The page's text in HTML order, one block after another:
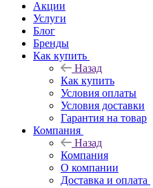
Акции
Услуги
Блог
Бренды
Как купить
Назад
Как купить
Условия оплаты
Условия доставки
Гарантия на товар
Компания
Назад
Компания
О компании
Доставка и оплата